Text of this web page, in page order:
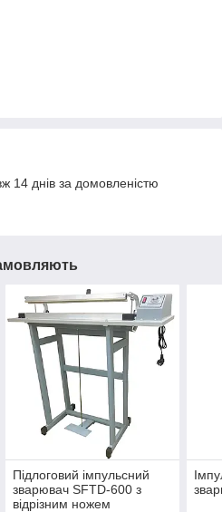
14 днів за домовленістю
Підлоговий імпульсний
зварювач SFTD-600 з
відрізним ножем